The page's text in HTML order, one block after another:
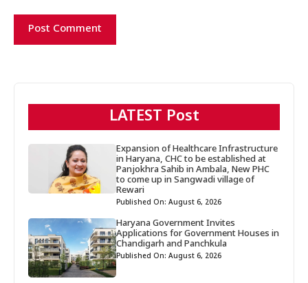
LATEST Post
Expansion of Healthcare Infrastructure
in Haryana, CHC to be established at
Panjokhra Sahib in Ambala, New PHC
to come up in Sangwadi village of
Rewari
Published On: August 6, 2026
Haryana Government Invites
Applications for Government Houses in
Chandigarh and Panchkula
Published On: August 6, 2026